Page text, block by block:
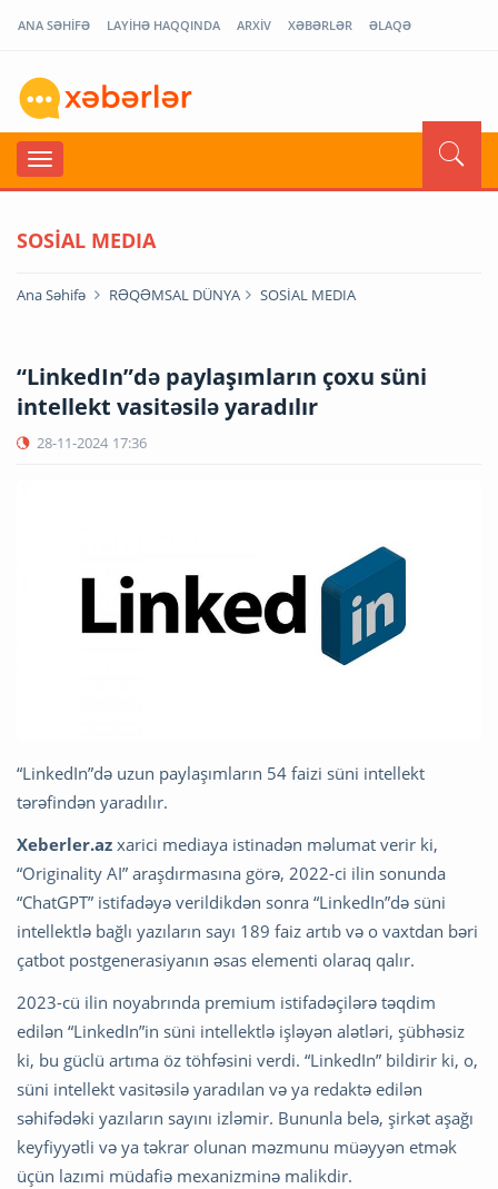
ANA SƏHİFƏ LAYİHƏ HAQQINDA ARXİV XƏBƏRLƏR ƏLAQƏ
SOSİAL MEDIA
Ana Səhifə RƏQƏMSAL DÜNYA SOSİAL MEDIA
“LinkedIn”də paylaşımların çoxu süni
intellekt vasitəsilə yaradılır
28-11-2024 17:36
“LinkedIn”də uzun paylaşımların 54 faizi süni intellekt
tərəfindən yaradılır.
Xeberler.az xarici mediaya istinadən məlumat verir ki,
“Originality AI” araşdırmasına görə, 2022-ci ilin sonunda
“ChatGPT” istifadəyə verildikdən sonra “LinkedIn”də süni
intellektlə bağlı yazıların sayı 189 faiz artıb və o vaxtdan bəri
çatbot postgenerasiyanın əsas elementi olaraq qalır.
2023-cü ilin noyabrında premium istifadəçilərə təqdim
edilən “LinkedIn”in süni intellektlə işləyən alətləri, şübhəsiz
ki, bu güclü artıma öz töhfəsini verdi. “LinkedIn” bildirir ki, o,
süni intellekt vasitəsilə yaradılan və ya redaktə edilən
səhifədəki yazıların sayını izləmir. Bununla belə, şirkət aşağı
keyfiyyətli və ya təkrar olunan məzmunu müəyyən etmək
üçün lazımi müdafiə mexanizminə malikdir.